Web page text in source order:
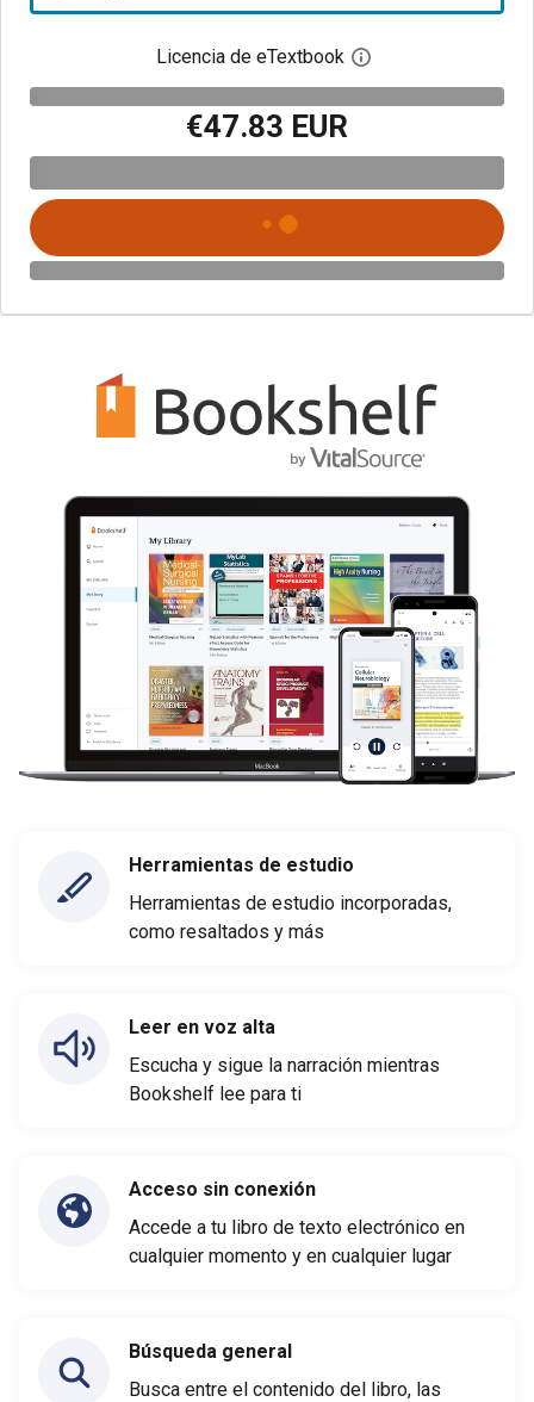
Licencia de eTextbook Abre el cuadro de
€47.83 EUR
Herramientas de estudio
Herramientas de estudio incorporadas,
como resaltados y más
Leer en voz alta
Escucha y sigue la narración mientras
Bookshelf lee para ti
Acceso sin conexión
Accede a tu libro de texto electrónico en
cualquier momento y en cualquier lugar
Búsqueda general
Busca entre el contenido del libro, las